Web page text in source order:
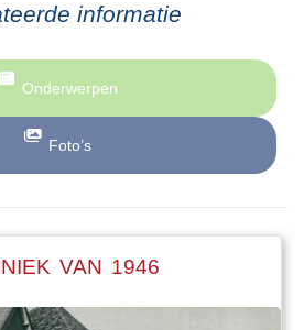
informatie
Onderwerpen
Foto’s
VAN 1946